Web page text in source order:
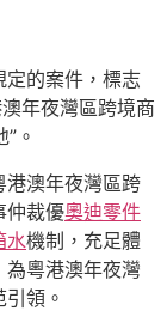
定的案件，標志
年夜灣區跨境商
。
港澳年夜灣區跨
仲裁優奧迪零件
水機制，充足體
粵港澳年夜灣
領。